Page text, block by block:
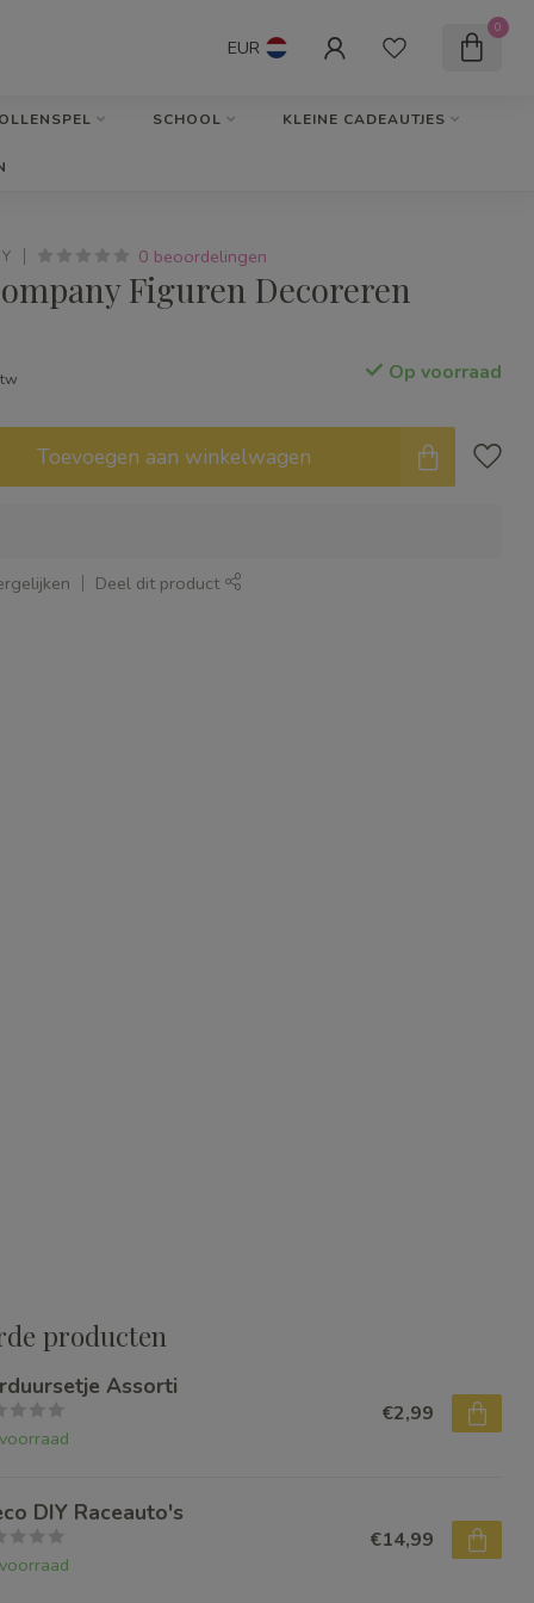
EUR
0
SCHOOL KLEINE CADEAUTJES
0 beoordelingen
Figuren Decoreren
Op voorraad
Toevoegen aan winkelwagen
Deel dit product
producten
Assorti
€2,99
DIY Raceauto's
€14,99